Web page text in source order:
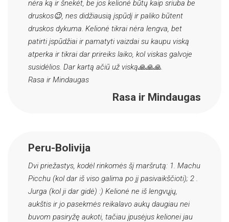
nėra ką ir šnekėt, be jos kelionė būtų kaip sriuba be
druskos😉, nes didžiausią įspūdį ir paliko būtent
druskos dykuma. Kelionė tikrai nėra lengva, bet
patirti įspūdžiai ir pamatyti vaizdai su kaupu viską
atperka ir tikrai dar prireiks laiko, kol viskas galvoje
susidėlios. Dar kartą ačiū už viską🙏🙏🙏.
Rasa ir Mindaugas
Rasa ir Mindaugas
Peru-Bolivija
Dvi priežastys, kodėl rinkomės šį maršrutą: 1. Machu
Picchu (kol dar iš viso galima po jį pasivaikščioti); 2 .
Jurga (kol ji dar gidė) :) Kelionė ne iš lengvųjų,
aukštis ir jo pasekmės reikalavo aukų daugiau nei
buvom pasiryžę aukoti, tačiau įpusėjus kelionei jau